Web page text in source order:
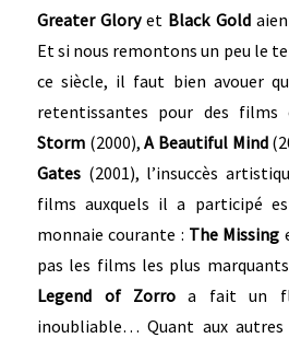
Greater Gloryet Black Gold
Et si nous remontons un peu le
ce siècle, il faut bien avouer
retentissantes pour des films
Storm (2000),A Beautiful Mind
Gates (2001), l’insuccès
films auxquels il a participé
monnaie courante : The Missing
pas les films les plus
Legend of Zorroa fait un
inoubliable… Quant aux